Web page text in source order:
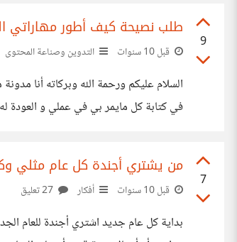
9
طلب نصيحة كيف أطور مهاراتي
قبل 10 سنوات التدوين وصناعة المحتوى
السلام عليكم ورحمة الله وبركاته أنا
في كتابة كل مايمر بي في عملي و
7
من يشتري أجندة كل عام مثلي
قبل 10 سنوات أفكار
بداية كل عام جديد اشتري أجندة للعام